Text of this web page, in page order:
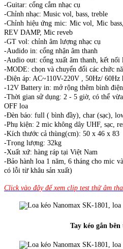
-Guitar: cổng cắm nhạc cụ
-Chỉnh nhạc: Music vol, bass, treble
-Chỉnh hiệu ứng mic: Mic vol, Mic
REV DAMP, Mic reveb
-GT vol: chỉnh âm lượng nhạc cụ
-Audido in: cổng nhận âm thanh
-Audio out: cổng xuất âm thanh, kết nối
-MODE: chọn và chuyển đổi các chức
-Điện áp: AC~110V-220V , 50Hz/ 60Hz
-12V Battery in: mở rộng thêm bình
-Thời gian sử dụng: 2 - 5 giờ, có thể vừa
OFF loa
-Đèn báo: full ( bình đầy), char (sạc),
-Phụ kiện: 2 mic không dây UHF, sạc,
-Kích thước cả thùng(cm): 50 x 46 x 83
-Trọng lượng: 32kg
-Xuất xứ: hàng ráp tại Việt Nam
-Bảo hành loa 1 năm, 6 tháng cho mic
có lỗi từ khâu sản xuất)
Click vào đây để xem clip test thử âm
Tay kéo gắn